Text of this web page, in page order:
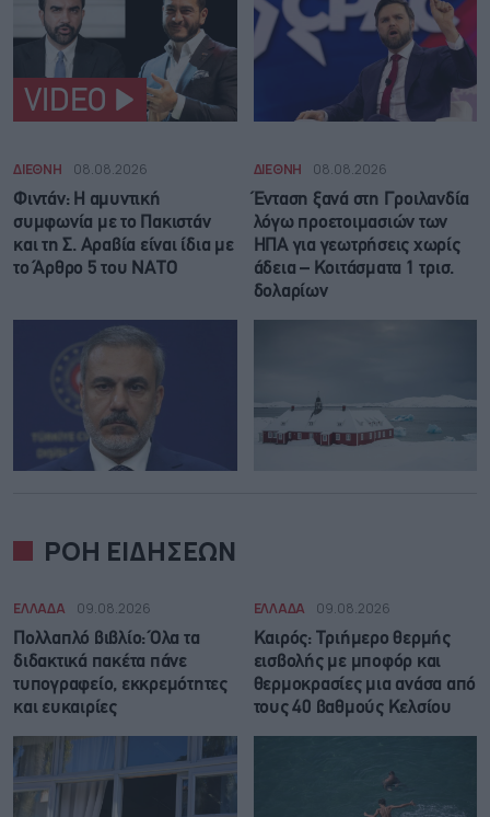
VIDEO
ΔΙΕΘΝΗ 08.08.2026
Φιντάν: Η αμυντική
συμφωνία με το Πακιστάν
και τη Σ. Αραβία είναι ίδια με
τo Άρθρο 5 του ΝΑΤΟ
ΔΙΕΘΝΗ 08.08.2026
Ένταση ξανά στη Γροιλανδία
λόγω προετοιμασιών των
ΗΠΑ για γεωτρήσεις χωρίς
άδεια – Κοιτάσματα 1 τρισ.
δολαρίων
ΡΟΗ ΕΙΔΗΣΕΩΝ
ΕΛΛΑΔΑ 09.08.2026
Πολλαπλό βιβλίο: Όλα τα
διδακτικά πακέτα πάνε
τυπογραφείο, εκκρεμότητες
και ευκαιρίες
ΕΛΛΑΔΑ 09.08.2026
Καιρός: Τριήμερο θερμής
εισβολής με μποφόρ και
θερμοκρασίες μια ανάσα από
τους 40 βαθμούς Κελσίου